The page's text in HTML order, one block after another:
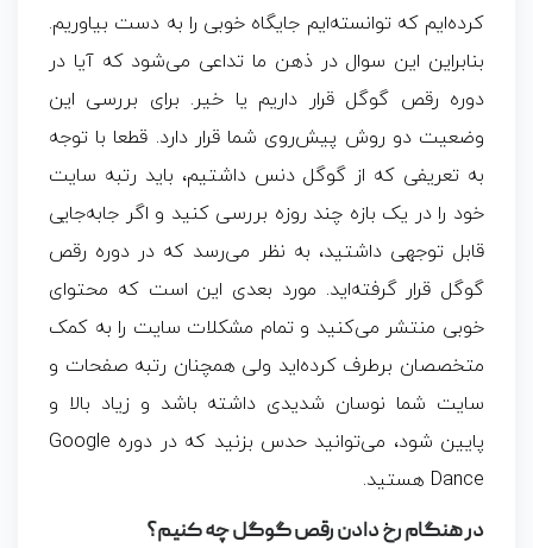
کرده‌ایم که توانسته‌ایم جایگاه خوبی را به دست بیاوریم.
بنابراین این سوال در ذهن ما تداعی می‌شود که آیا در
دوره رقص گوگل قرار داریم یا خیر. برای بررسی این
وضعیت دو روش پیش‌روی شما قرار دارد. قطعا با توجه
به تعریفی که از گوگل دنس داشتیم، باید رتبه سایت
خود را در یک بازه چند روزه بررسی کنید و اگر جابه‌جایی
قابل توجهی داشتید، به نظر می‌رسد که در دوره رقص
گوگل قرار گرفته‌اید. مورد بعدی این است که محتوای
خوبی منتشر می‌کنید و تمام مشکلات سایت را به کمک
متخصصان برطرف کرده‌اید ولی همچنان رتبه صفحات و
سایت شما نوسان شدیدی داشته باشد و زیاد بالا و
پایین شود، می‌توانید حدس بزنید که در دوره Google
Dance هستید.
در هنگام رخ دادن رقص گوگل چه کنیم؟